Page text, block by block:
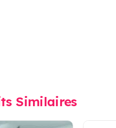
Similaires